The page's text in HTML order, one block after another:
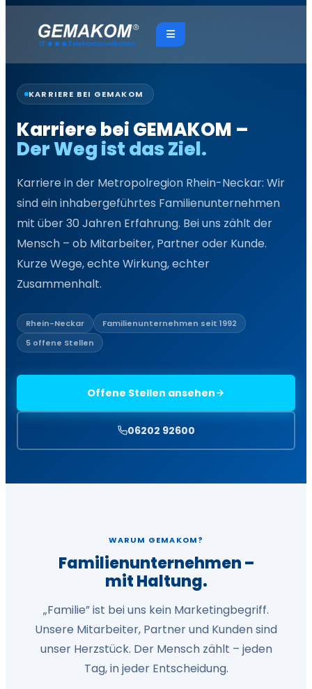
KARRIERE BEI GEMAKOM
Karriere bei GEMAKOM –
Der Weg ist das Ziel.
Karriere in der Metropolregion Rhein-Neckar: Wir
sind ein inhabergeführtes Familienunternehmen
mit über 30 Jahren Erfahrung. Bei uns zählt der
Mensch – ob Mitarbeiter, Partner oder Kunde.
Kurze Wege, echte Wirkung, echter
Zusammenhalt.
Rhein-Neckar
Familienunternehmen seit 1992
5 offene Stellen
Offene Stellen ansehen
06202 92600
WARUM GEMAKOM?
Familienunternehmen –
mit Haltung.
„Familie” ist bei uns kein Marketingbegriff.
Unsere Mitarbeiter, Partner und Kunden sind
unser Herzstück. Der Mensch zählt – jeden
Tag, in jeder Entscheidung.